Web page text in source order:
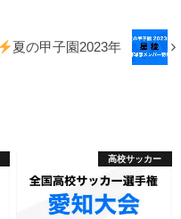
夏の甲子園2023年
高校サッカー